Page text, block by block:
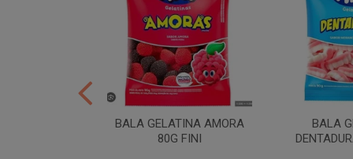
BALA GELATINA AMORA
80G FINI
BALA